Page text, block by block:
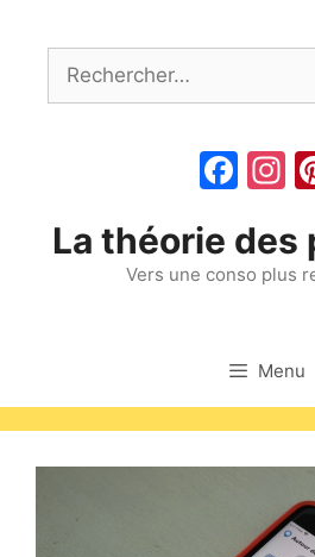
contenuRechercher :
La théorie des
Vers une conso plus
Menu